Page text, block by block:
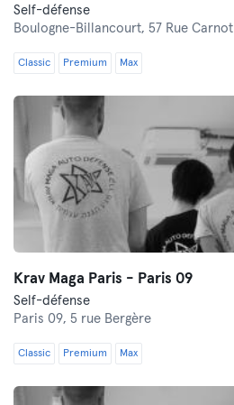
Self-défense
Boulogne-Billancourt, 57 Rue Carnot
Classic Premium Max
Krav Maga Paris - Paris 09
Self-défense
Paris 09, 5 rue Bergère
Classic Premium Max